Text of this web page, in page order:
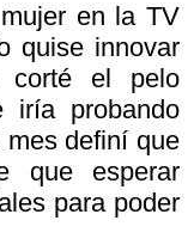
en la TV
quise innovar
corté el pelo
iría probando
definí que
que esperar
para poder